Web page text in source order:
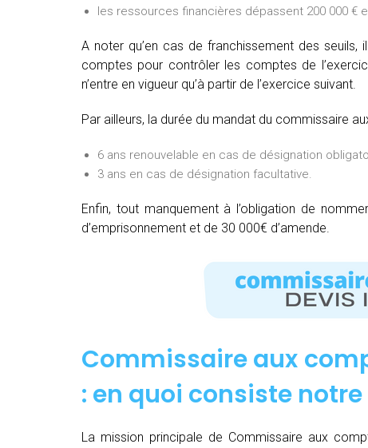
les ressources financières dépassent 200 000 €
A noter qu’en cas de franchissement des
comptes pour contrôler les comptes de
n’entre en vigueur qu’à partir de l’exercice suivant.
Par ailleurs, la durée du mandat du commissaire
6 ans renouvelable en cas de désignation
3 ans en cas de désignation facultative.
Enfin, tout manquement à l’obligation de
d’emprisonnement et de 30 000€ d’amende.
Commissaire aux
: en quoi consiste
La mission principale de Commissaire aux